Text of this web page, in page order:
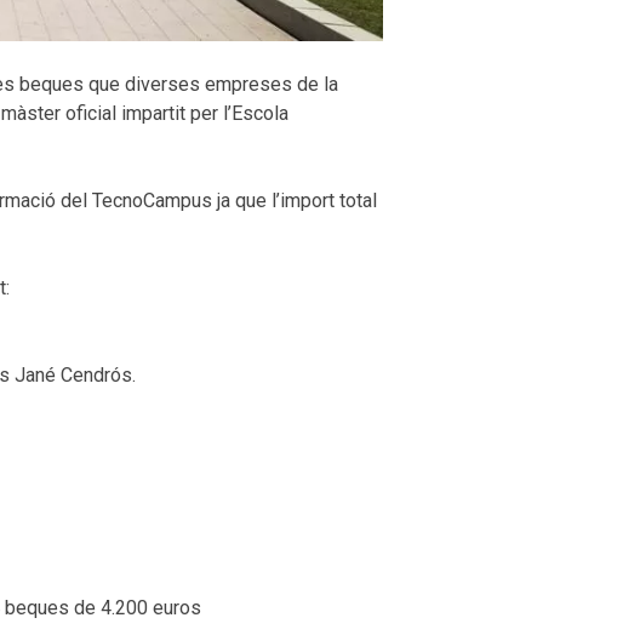
beques que diverses empreses de la
màster oficial impartit per l’Escola
del TecnoCampus ja que l’import total
Jané Cendrós.
de 4.200 euros